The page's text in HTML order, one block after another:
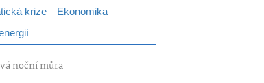
krize
Ekonomika
noční můra